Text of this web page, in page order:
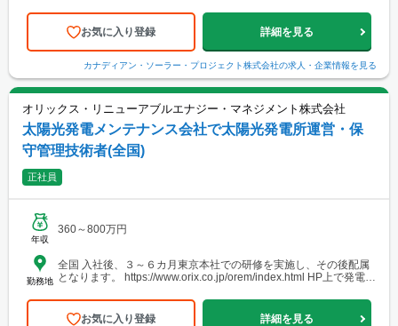
お気に入り登録 詳細を見る
カナディアン・ソーラー・プロジェクト株式会社の求人・企業情報を見る
オリックス・リニューアブルエナジー・マネジメント株式会社
太陽光発電メンテナンス会社で太陽光発電所運営・保
守管理技術者(全国)
正社員
年収
360～800万円
勤務地
全国 入社後、３～６カ月東京本社での研修を実施し、その後配属
となります。 https://www.orix.co.jp/orem/index.html HP上で発電所
のエリア内にある発電所をご担当いただきます。 ✓北海道 ✓東北
✓北陸・新潟 ✓関東 ✓中部・近畿 ✓山口 ✓九州
お気に入り登録 詳細を見る